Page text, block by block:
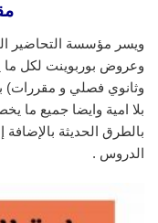
ويسر مؤسسة التحاضير
وعروض بوربوينت لكل ما
وثانوي فصلي و مقررات)
بلا امية وايضا جميع ما
بالطرق الحديثة
الدروس .